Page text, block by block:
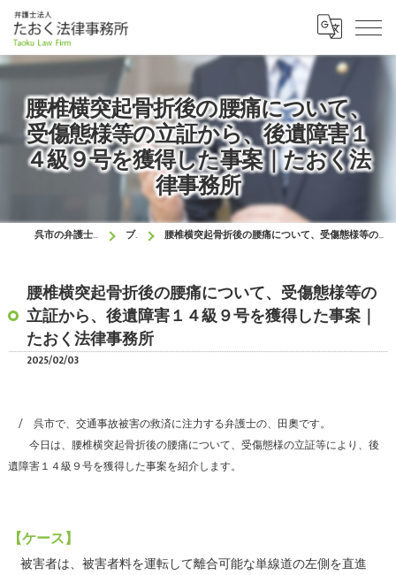
腰椎横突起骨折後の腰痛について、
受傷態様等の立証から、後遺障害１
４級９号を獲得した事案｜たおく法
律事務所
呉市の弁護士はたおく法律事務所 ブログ 腰椎横突起骨折後の腰痛について、受傷態様等の立証から、後遺障害１４級９号を獲得した事案｜たおく法律事務所
腰椎横突起骨折後の腰痛について、受傷態様等の
立証から、後遺障害１４級９号を獲得した事案｜
たおく法律事務所
2025/02/03
呉市で、交通事故被害の救済に注力する弁護士の、田奧です。
今日は、腰椎横突起骨折後の腰痛について、受傷態様の立証等により、後
遺障害１４級９号を獲得した事案を紹介します。
【ケース】
被害者は、被害者料を運転して離合可能な単線道の左側を直進